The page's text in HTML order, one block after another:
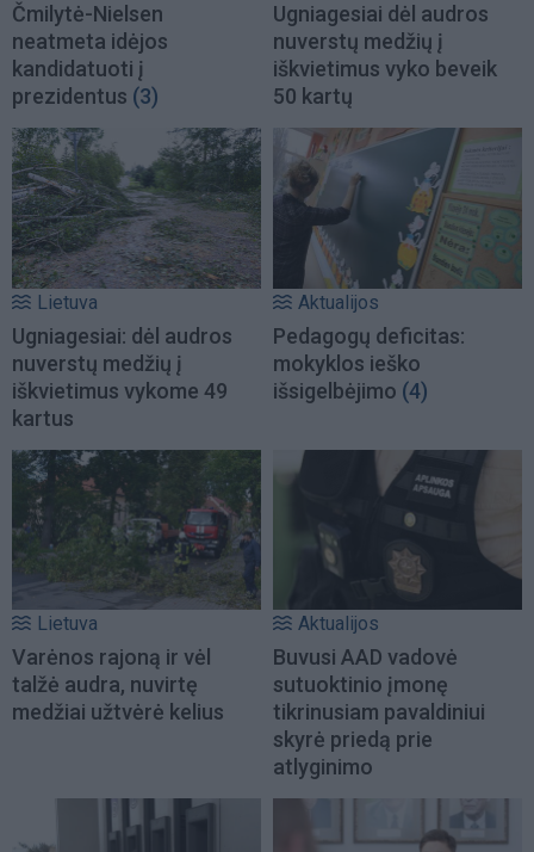
Čmilytė-Nielsen
neatmeta idėjos
kandidatuoti į
prezidentus (3)
Ugniagesiai dėl audros
nuverstų medžių į
iškvietimus vyko beveik
50 kartų
Lietuva
Ugniagesiai: dėl audros
nuverstų medžių į
iškvietimus vykome 49
kartus
Aktualijos
Pedagogų deficitas:
mokyklos ieško
išsigelbėjimo (4)
Lietuva
Varėnos rajoną ir vėl
talžė audra, nuvirtę
medžiai užtvėrė kelius
Aktualijos
Buvusi AAD vadovė
sutuoktinio įmonę
tikrinusiam pavaldiniui
skyrė priedą prie
atlyginimo